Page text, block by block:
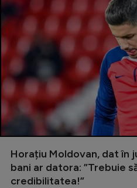
Horațiu Moldovan, dat în
bani ar datora: ”Trebuie
credibilitatea!”